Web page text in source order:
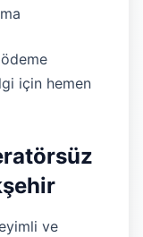
için hemen
ve